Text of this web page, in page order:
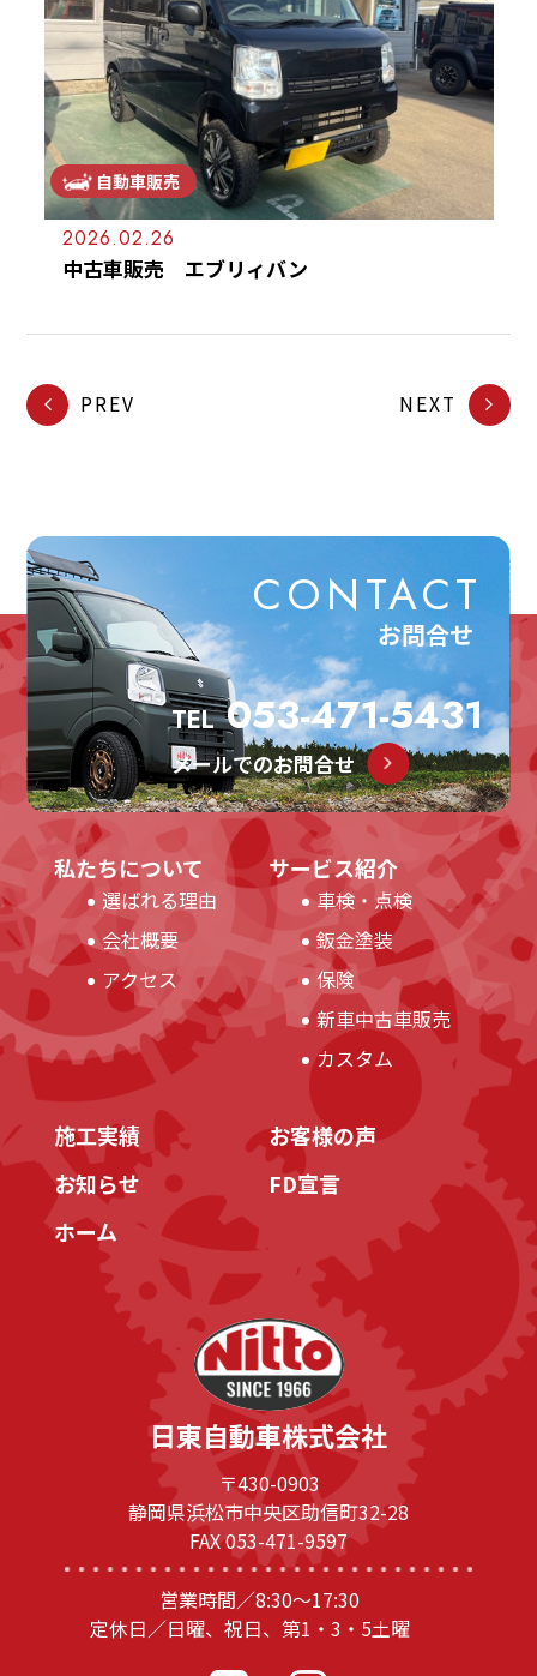
自動車販売
2026.02.26
中古車販売 エブリィバン
PREV NEXT
CONTACT
お問合せ
TEL053-471-5431
メールでのお問合せ
日東自動車株式会社
〒430-0903
静岡県浜松市中央区助信町32-28
FAX 053-471-9597
営業時間／8:30～17:30
定休日／日曜、祝日、第1・3・5土曜
私たちについて
選ばれる理由
会社概要
アクセス
サービス紹介
車検・点検
鈑金塗装
保険
新車中古車販売
カスタム
施工実績
お客様の声
お知らせ
FD宣言
ホーム